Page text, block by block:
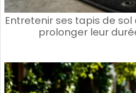
Entretenir ses tapis de
prolonger leur